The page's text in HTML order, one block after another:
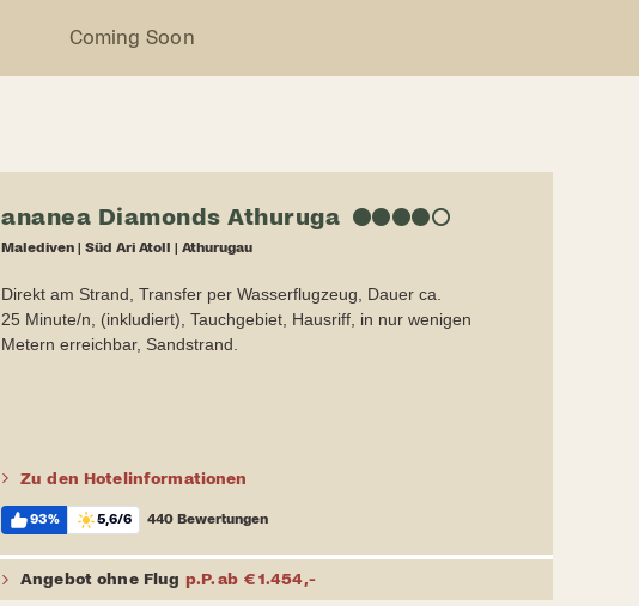
Coming Soon
ananea Diamonds Athuruga ★★★★☆
Malediven | Süd Ari Atoll | Athurugau
Direkt am Strand, Transfer per Wasserflugzeug, Dauer ca.
25 Minute/n, (inkludiert), Tauchgebiet, Hausriff, in nur wenigen
Metern erreichbar, Sandstrand.
Zu den Hotelinformationen
93% 5,6/6 440 Bewertungen
Angebot ohne Flug p.P. ab € 1.454,-